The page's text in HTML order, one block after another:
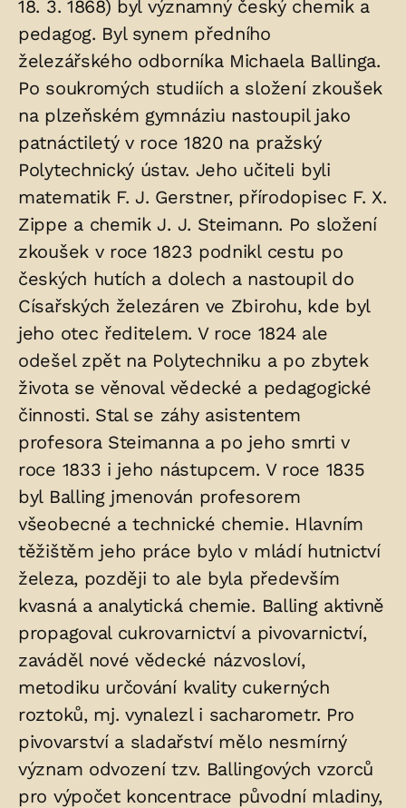
osoby/osob
uložených
v
hrobu:
18. 3. 1868) byl významný český chemik a
pedagog. Byl synem předního
železářského odborníka Michaela Ballinga.
Po soukromých studiích a složení zkoušek
na plzeňském gymnáziu nastoupil jako
patnáctiletý v roce 1820 na pražský
Polytechnický ústav. Jeho učiteli byli
matematik F. J. Gerstner, přírodopisec F. X.
Zippe a chemik J. J. Steimann. Po složení
zkoušek v roce 1823 podnikl cestu po
českých hutích a dolech a nastoupil do
Císařských železáren ve Zbirohu, kde byl
jeho otec ředitelem. V roce 1824 ale
odešel zpět na Polytechniku a po zbytek
života se věnoval vědecké a pedagogické
činnosti. Stal se záhy asistentem
profesora Steimanna a po jeho smrti v
roce 1833 i jeho nástupcem. V roce 1835
byl Balling jmenován profesorem
všeobecné a technické chemie. Hlavním
těžištěm jeho práce bylo v mládí hutnictví
železa, později to ale byla především
kvasná a analytická chemie. Balling aktivně
propagoval cukrovarnictví a pivovarnictví,
zaváděl nové vědecké názvosloví,
metodiku určování kvality cukerných
roztoků, mj. vynalezl i sacharometr. Pro
pivovarství a sladařství mělo nesmírný
význam odvození tzv. Ballingových vzorců
pro výpočet koncentrace původní mladiny,